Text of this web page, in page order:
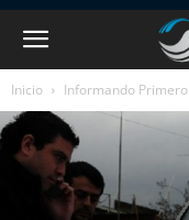
Inicio Informando Primero